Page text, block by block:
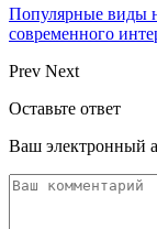
Популярные виды
современного
Prev Next
Оставьте ответ
Ваш электронный